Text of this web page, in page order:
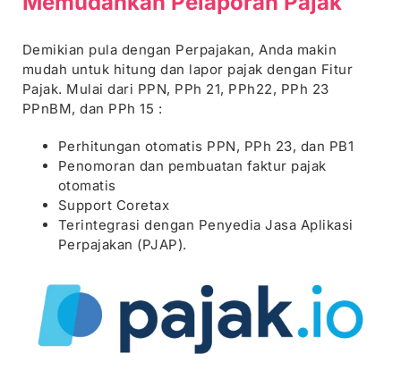
Demikian pula dengan Perpajakan, Anda makin
mudah untuk hitung dan lapor pajak dengan Fitur
Pajak. Mulai dari PPN, PPh 21, PPh22, PPh 23
PPnBM, dan PPh 15 :
Perhitungan otomatis PPN, PPh 23, dan PB1
Penomoran dan pembuatan faktur pajak
otomatis
Support Coretax
Terintegrasi dengan Penyedia Jasa Aplikasi
Perpajakan (PJAP).